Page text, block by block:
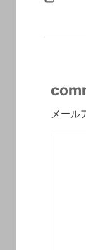
メール